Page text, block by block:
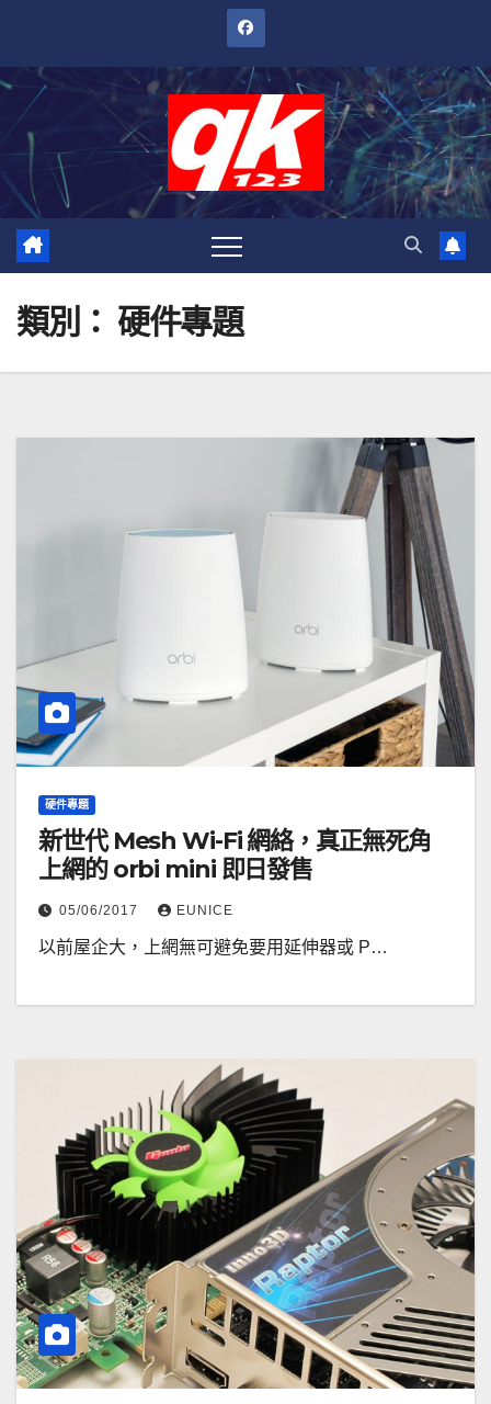
內
類別： 硬件專題
硬件專題
新世代 Mesh Wi-Fi 網絡，真正無死角
上網的 orbi mini 即日發售
05/06/2017 EUNICE
以前屋企大，上網無可避免要用延伸器或 P…